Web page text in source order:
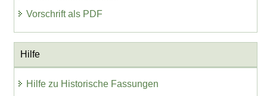
Vorschrift als PDF
Hilfe
Hilfe zu Historische Fassungen